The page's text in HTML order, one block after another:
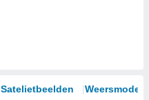
Satelietbeelden